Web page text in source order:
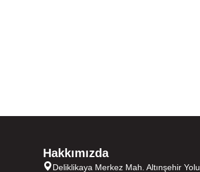
Hakkımızda
Deliklikaya Merkez Mah. Altınşehir Yolu